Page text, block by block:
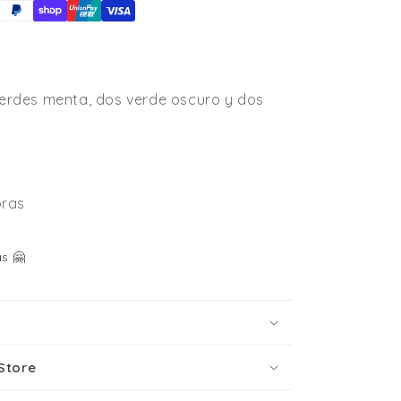
menta, dos verde oscuro y dos
🤗